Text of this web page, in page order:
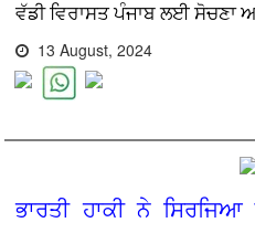
ਵੱਡੀ ਵਿਰਾਸਤ ਪੰਜਾਬ ਲਈ ਸੋਚਣਾ
13 August, 2024
ਭਾਰਤੀ ਹਾਕੀ ਨੇ ਸਿਰਜਿਆ